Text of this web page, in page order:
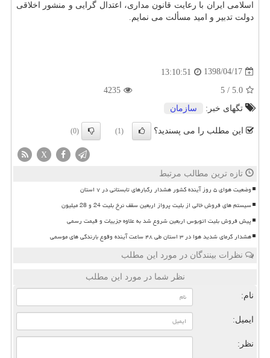
اسلامی ایران با رعایت قانون مداری، اعتدال گرایی و منشور اخلاقی
دولت تدبیر و امید مسألت می نمایم.
1398/04/17
13:10:51
5.0
/
5
4235
تگهای خبر:
سازمان
این مطلب را می پسندید؟ (1)
(0)
X
تازه ترین مطالب مرتبط
وضعیت هوای ۵ روز آینده کشور هشدار رگبارهای تابستانی در ۷ استان
سیستم های فروش خالی از بلیت پرواز اربعین سقف نرخ بلیت 24 و 28 میلیون
پیش فروش بلیت اتوبوس اربعین شروع شد به علاوه جزییات و قیمت رسمی
هشدار گرمای شدید هوا در ۳ استان طی ۴۸ ساعت آینده وقوع بارندگی های موسمی
نظرات بینندگان در مورد این مطلب
نظر شما در مورد این مطلب
نام:
ایمیل:
نظر: